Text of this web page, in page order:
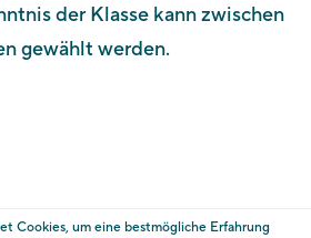
der Klasse kann zwischen
gewählt werden.
Cookies, um eine bestmögliche Erfahrung